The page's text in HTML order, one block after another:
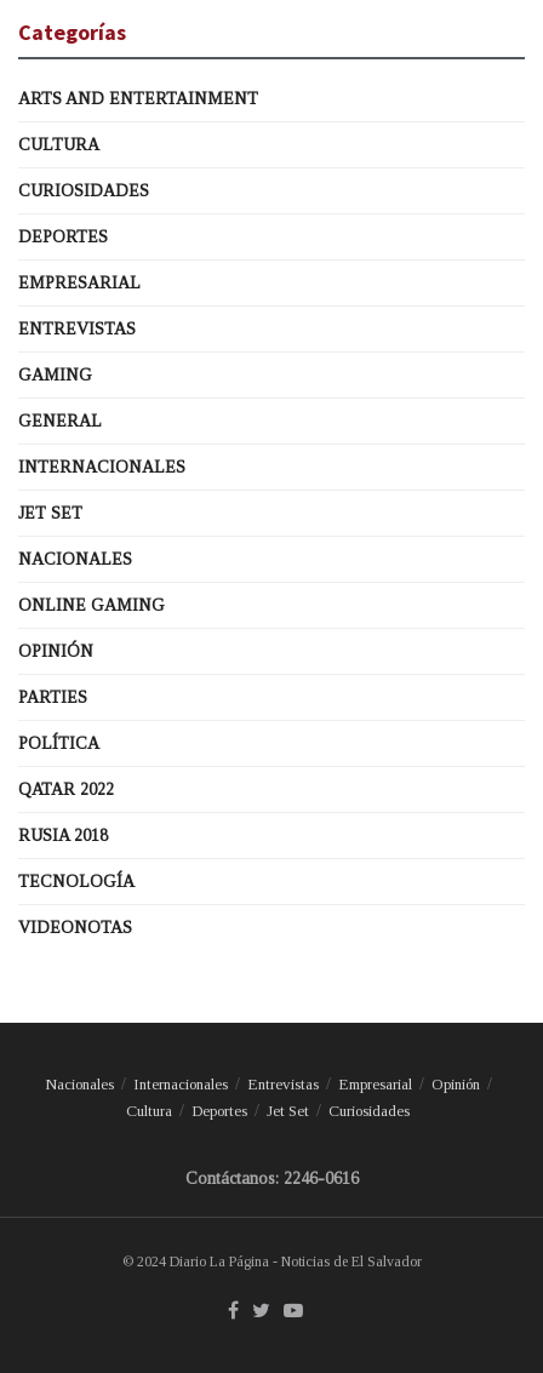
Categorías
ARTS AND ENTERTAINMENT
CULTURA
CURIOSIDADES
DEPORTES
EMPRESARIAL
ENTREVISTAS
GAMING
GENERAL
INTERNACIONALES
JET SET
NACIONALES
ONLINE GAMING
OPINIÓN
PARTIES
POLÍTICA
QATAR 2022
RUSIA 2018
TECNOLOGÍA
VIDEONOTAS
Nacionales Internacionales Entrevistas Empresarial
Opinión
Cultura
Deportes Jet Set Curiosidades
Contáctanos: 2246-0616
© 2024 Diario La Página - Noticias de El Salvador